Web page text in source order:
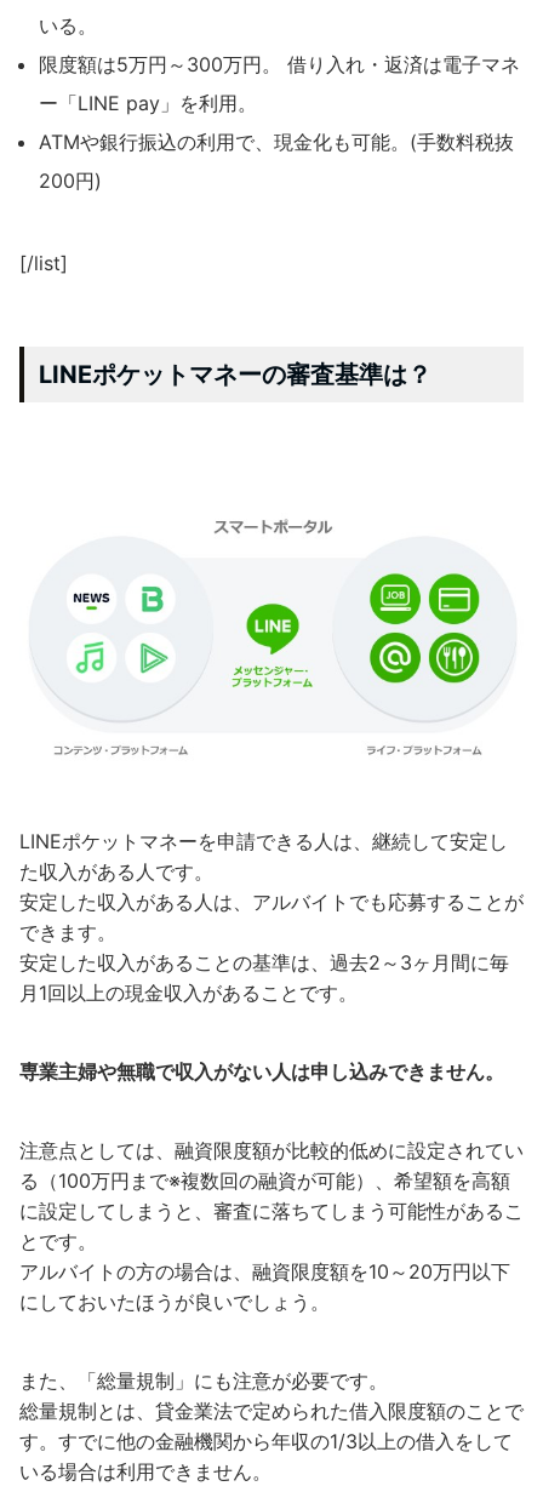
いる。
限度額は5万円～300万円。 借り入れ・返済は電子マネ
ー「LINE pay」を利用。
ATMや銀行振込の利用で、現金化も可能。(手数料税抜
200円)
[/list]
LINEポケットマネーの審査基準は？
LINEポケットマネーを申請できる人は、継続して安定し
た収入がある人です。
安定した収入がある人は、アルバイトでも応募することが
できます。
安定した収入があることの基準は、過去2～3ヶ月間に毎
月1回以上の現金収入があることです。
専業主婦や無職で収入がない人は申し込みできません。
注意点としては、融資限度額が比較的低めに設定されてい
る（100万円まで※複数回の融資が可能）、希望額を高額
に設定してしまうと、審査に落ちてしまう可能性があるこ
とです。
アルバイトの方の場合は、融資限度額を10～20万円以下
にしておいたほうが良いでしょう。
また、「総量規制」にも注意が必要です。
総量規制とは、貸金業法で定められた借入限度額のことで
す。すでに他の金融機関から年収の1/3以上の借入をして
いる場合は利用できません。